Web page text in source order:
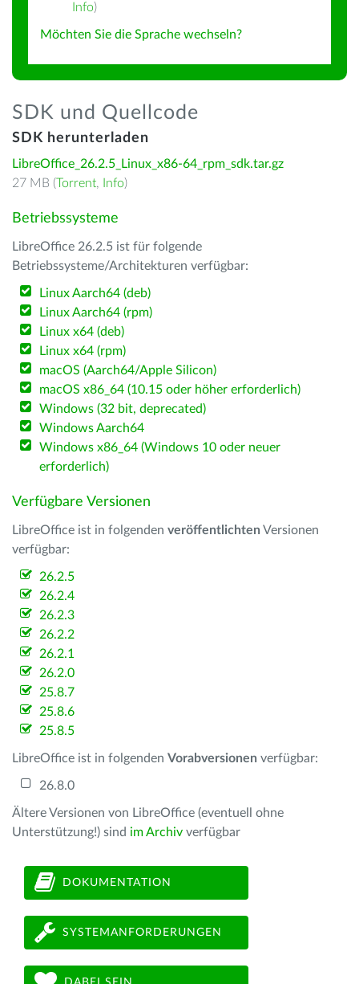
Info)
Möchten Sie die Sprache wechseln?
SDK und Quellcode
SDK herunterladen
LibreOffice_26.2.5_Linux_x86-64_rpm_sdk.tar.gz
27 MB (Torrent, Info)
Betriebssysteme
LibreOffice 26.2.5 ist für folgende
Betriebssysteme/Architekturen verfügbar:
Linux Aarch64 (deb)
Linux Aarch64 (rpm)
Linux x64 (deb)
Linux x64 (rpm)
macOS (Aarch64/Apple Silicon)
macOS x86_64 (10.15 oder höher erforderlich)
Windows (32 bit, deprecated)
Windows Aarch64
Windows x86_64 (Windows 10 oder neuer
erforderlich)
Verfügbare Versionen
LibreOffice ist in folgenden veröffentlichten Versionen
verfügbar:
26.2.5
26.2.4
26.2.3
26.2.2
26.2.1
26.2.0
25.8.7
25.8.6
25.8.5
LibreOffice ist in folgenden Vorabversionen verfügbar:
26.8.0
Ältere Versionen von LibreOffice (eventuell ohne
Unterstützung!) sind im Archiv verfügbar
DOKUMENTATION
SYSTEMANFORDERUNGEN